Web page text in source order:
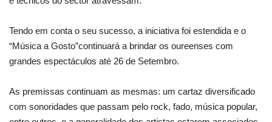
Tendo em conta o seu sucesso, a iniciativa foi estendida e o
“Música a Gosto”continuará a brindar os oureenses com
grandes espectáculos até 26 de Setembro.
As premissas continuam as mesmas: um cartaz diversificado
com sonoridades que passam pelo rock, fado, música popular,